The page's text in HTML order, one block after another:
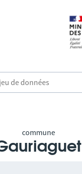
commune